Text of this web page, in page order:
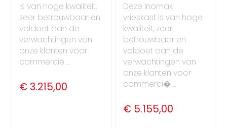
is van hoge kwaliteit,
zeer betrouwbaar en
voldoet aan de
verwachtingen van
onze klanten voor
commercië ...
€ 3.215,00
Deze Inomak
vrieskast is van hoge
kwaliteit, zeer
betrouwbaar en
voldoet aan de
verwachtingen van
onze klanten voor
commerci� ...
€ 5.155,00